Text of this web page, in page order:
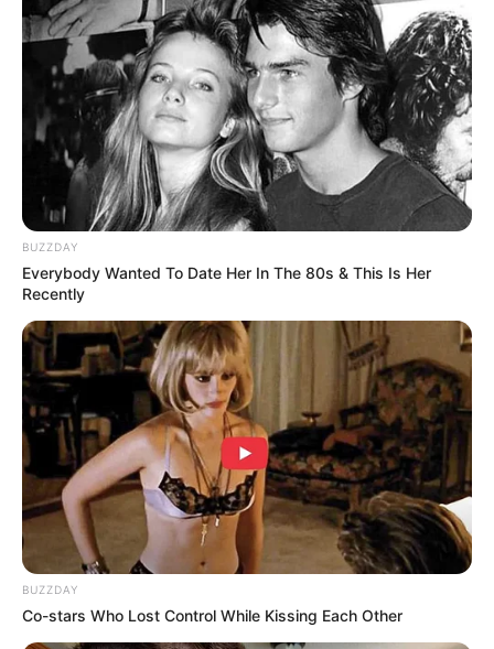
คำแนะนำในการทำนายฝัน
เพื่อให้การ ทำนายฝันแม่นยำ ควรให้ตั้งจิตคิดถึงสิ่งแรก ที่เห็นในฝัน เช่น
หากท่านฝันว่า "เดินไปที่แห่งหนึ่ง แล้วหันไปมองเห็นเต่า อยู่ริมน้ำ"คำที่ควร
ใช้ ทำนายฝัน คือ "เต่า" เป็นต้น
ทำนายฝัน
ฝันเห็น ...
เงินทองหญิงเปลือยแต่งงานจมน้ำกินข้าว
ความฝันที่เกิดขึ้นบ่อย
ฝันเห็นงู ฝันเห็นเต่า ฝันเห็นปลา
ฝันเห็นเรือ
ฝันเห็น
สร้อยทอง
ฝันเห็นสุนัข ฝันเห็นวัด
ฝันเห็นเสือ
ฝันเห็นถุง
เงิน
ฝันเห็นพระ ฝันเห็นผี
ฝันเห็นเด็ก
ฝันเห็นฟัน
ฝันเห็นขี้ ฝันเห็นแหวน ฝันเห็น
รถยนต์
The 90s Was A Fantastic Decade For Fans Of
Action Movies
BRAINBERRIES
Clothes And Shoes Are The Real Challenges For
This Family!
BRAINBERRIES
BUZZDAY
Everybody Wanted To Date Her In The 80s & This Is Her
Recently
BUZZDAY
Co-stars Who Lost Control While Kissing Each Other